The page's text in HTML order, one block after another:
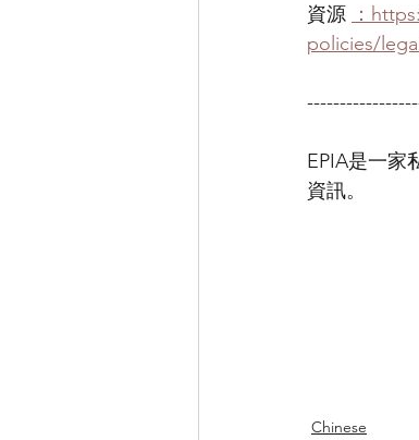
資源 ：
policies/
EPIA是一家
資訊。
Chinese